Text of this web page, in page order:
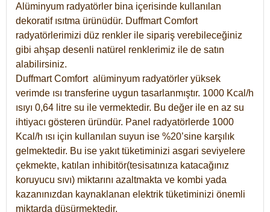
Alüminyum radyatörler bina içerisinde kullanılan
dekoratif ısıtma ürünüdür. Duffmart Comfort
radyatörlerimizi düz renkler ile sipariş verebileceğiniz
gibi ahşap desenli natürel renklerimiz ile de satın
alabilirsiniz.
Duffmart Comfort alüminyum radyatörler yüksek
verimde ısı transferine uygun tasarlanmıştır. 1000 Kcal/h
ısıyı 0,64 litre su ile vermektedir. Bu değer ile en az su
ihtiyacı gösteren üründür. Panel radyatörlerde 1000
Kcal/h ısı için kullanılan suyun ise %20’sine karşılık
gelmektedir. Bu ise yakıt tüketiminizi asgari seviyelere
çekmekte, katılan inhibitör(tesisatınıza katacağınız
koruyucu sıvı) miktarını azaltmakta ve kombi yada
kazanınızdan kaynaklanan elektrik tüketiminizi önemli
miktarda düşürmektedir.